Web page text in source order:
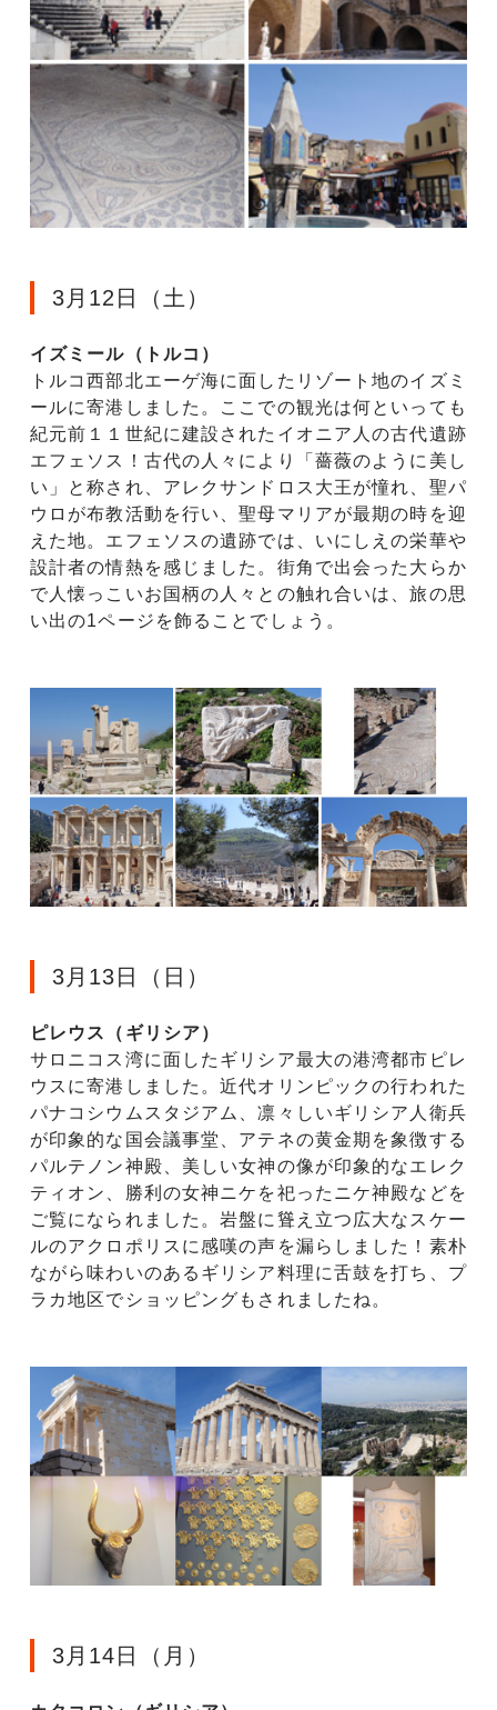
3月12日（土）
イズミール（トルコ）
トルコ西部北エーゲ海に面したリゾート地のイズミ
ールに寄港しました。ここでの観光は何といっても
紀元前１１世紀に建設されたイオニア人の古代遺跡
エフェソス！古代の人々により「薔薇のように美し
い」と称され、アレクサンドロス大王が憧れ、聖パ
ウロが布教活動を行い、聖母マリアが最期の時を迎
えた地。エフェソスの遺跡では、いにしえの栄華や
設計者の情熱を感じました。街角で出会った大らか
で人懐っこいお国柄の人々との触れ合いは、旅の思
い出の1ページを飾ることでしょう。
3月13日（日）
ピレウス（ギリシア）
サロニコス湾に面したギリシア最大の港湾都市ピレ
ウスに寄港しました。近代オリンピックの行われた
パナコシウムスタジアム、凛々しいギリシア人衛兵
が印象的な国会議事堂、アテネの黄金期を象徴する
パルテノン神殿、美しい女神の像が印象的なエレク
ティオン、勝利の女神ニケを祀ったニケ神殿などを
ご覧になられました。岩盤に聳え立つ広大なスケー
ルのアクロポリスに感嘆の声を漏らしました！素朴
ながら味わいのあるギリシア料理に舌鼓を打ち、プ
ラカ地区でショッピングもされましたね。
3月14日（月）